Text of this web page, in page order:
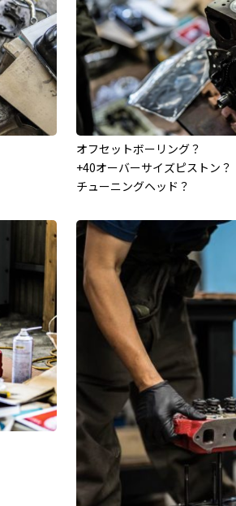
オフセットボーリング？
+40オーバーサイズピストン？
チューニングヘッド？